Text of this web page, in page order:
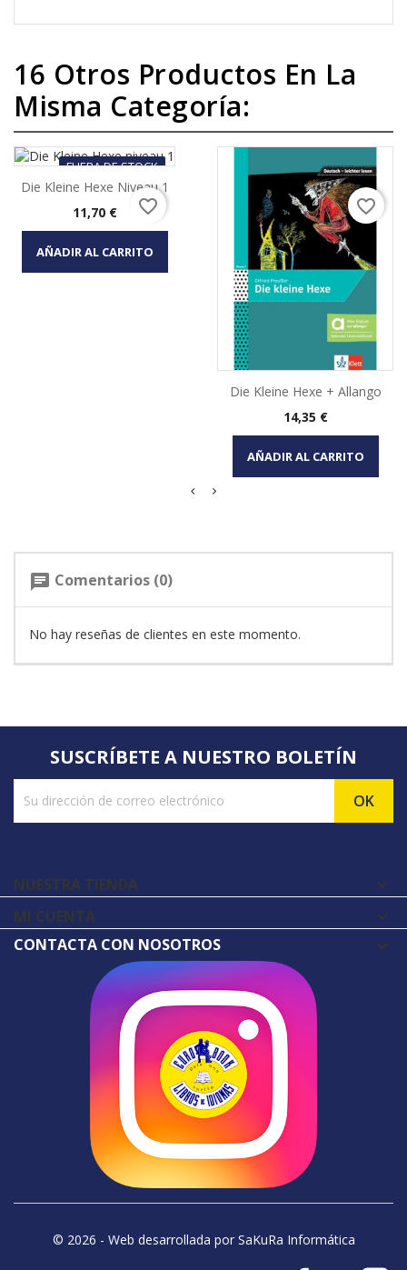
16 Otros Productos En La
Misma Categoría:
FUERA DE STOCK
Die Kleine Hexe Niveau 1
Precio
11,70 €
AÑADIR AL CARRITO
favorite_border
Die Kleine Hexe + Allango
Precio
14,35 €
AÑADIR AL CARRITO
favorite_border
chat Comentarios (0)
No hay reseñas de clientes en este momento.
SUSCRÍBETE A NUESTRO BOLETÍN
NUESTRA TIENDA 
MI CUENTA 
CONTACTA CON NOSOTROS
© 2026 - Web desarrollada por SaKuRa Informática